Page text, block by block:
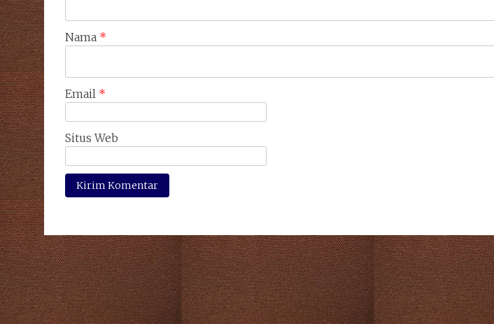
Nama *
Email *
Situs Web